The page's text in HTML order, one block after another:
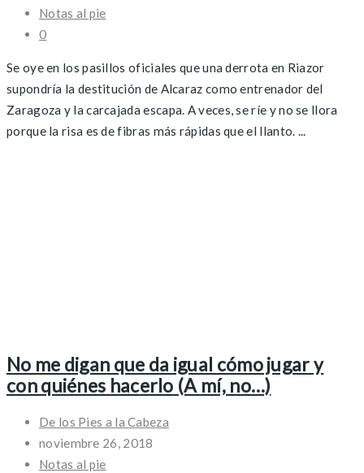
Notas al pie
0
Se oye en los pasillos oficiales que una derrota en Riazor
supondría la destitución de Alcaraz como entrenador del
Zaragoza y la carcajada escapa. A veces, se ríe y no se llora
porque la risa es de fibras más rápidas que el llanto. ...
No me digan que da igual cómo jugar y
con quiénes hacerlo (A mí, no…)
De los Pies a la Cabeza
noviembre 26, 2018
Notas al pie